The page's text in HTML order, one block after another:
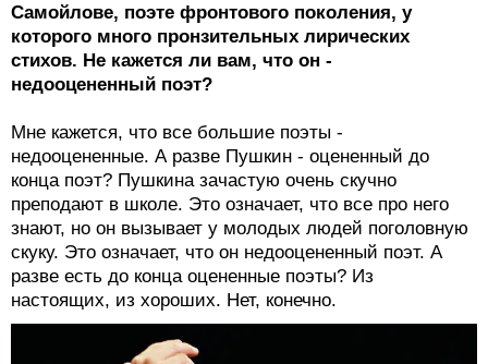
Самойлове, поэте фронтового поколения, у
которого много пронзительных лирических
стихов. Не кажется ли вам, что он -
недооцененный поэт?
Мне кажется, что все большие поэты -
недооцененные. А разве Пушкин - оцененный до
конца поэт? Пушкина зачастую очень скучно
преподают в школе. Это означает, что все про него
знают, но он вызывает у молодых людей поголовную
скуку. Это означает, что он недооцененный поэт. А
разве есть до конца оцененные поэты? Из
настоящих, из хороших. Нет, конечно.